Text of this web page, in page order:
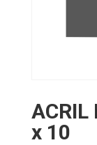
ACRIL
x 10